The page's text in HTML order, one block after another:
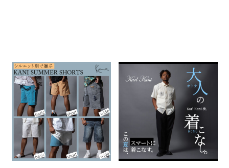
シルエット別で選ぶ KANI
SUMMERショーツ
2026.07.24
KARL KANI 特集一覧
Karl Kani流、大人の着こな
2026.07.16
特集一覧